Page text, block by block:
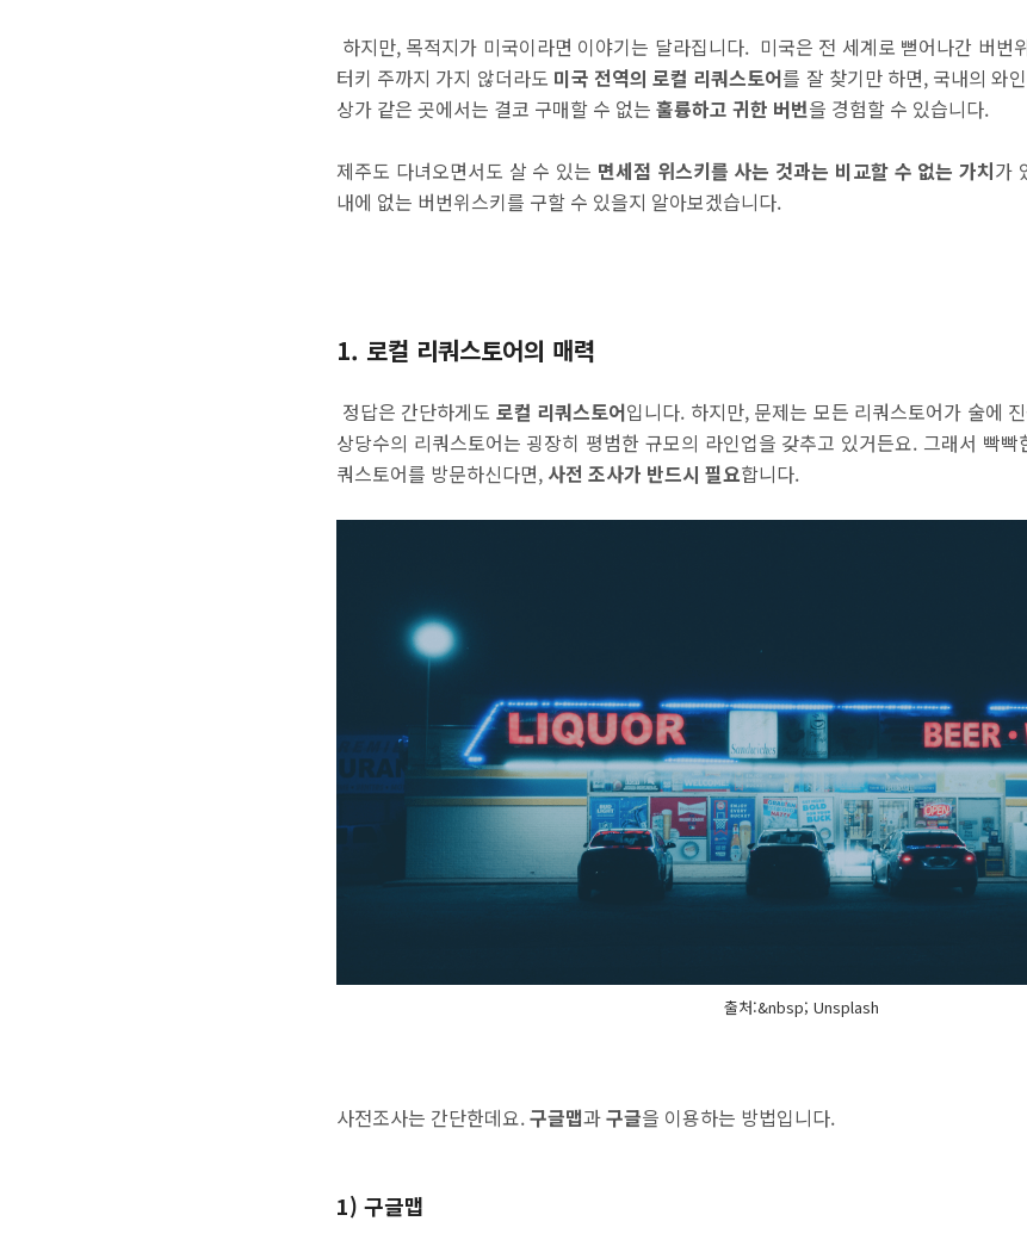
하지만, 목적지가 미국이라면 이야기는 달라집니다. 미국은 전 세계로 뻗어나간 버번
터키 주까지 가지 않더라도 미국 전역의 로컬 리쿼스토어를 잘 찾기만 하면, 국내의 와
상가 같은 곳에서는 결코 구매할 수 없는 훌륭하고 귀한 버번을 경험할 수 있습니다.
제주도 다녀오면서도 살 수 있는 면세점 위스키를 사는 것과는 비교할 수 없는 가치가
내에 없는 버번위스키를 구할 수 있을지 알아보겠습니다.
1. 로컬 리쿼스토어의 매력
정답은 간단하게도 로컬 리쿼스토어입니다. 하지만, 문제는 모든 리쿼스토어가 술에
상당수의 리쿼스토어는 굉장히 평범한 규모의 라인업을 갖추고 있거든요. 그래서 빡
쿼스토어를 방문하신다면, 사전 조사가 반드시 필요합니다.
출처:&nbsp; Unsplash
사전조사는 간단한데요.구글맵과구글을 이용하는 방법입니다.
1) 구글맵